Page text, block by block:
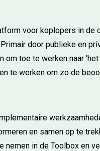
voor koplopers in de
door publieke en
toe te werken naar
te werken om zo de
en samen op te
in de Toolbox en